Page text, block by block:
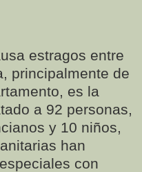
estragos entre
principalmente de
es la
a 92 personas,
y 10 niños,
han
con